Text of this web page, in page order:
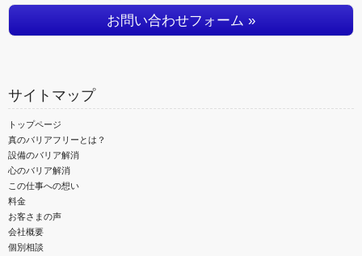
お問い合わせフォーム »
サイトマップ
トップページ
真のバリアフリーとは？
設備のバリア解消
心のバリア解消
この仕事への想い
料金
お客さまの声
会社概要
個別相談